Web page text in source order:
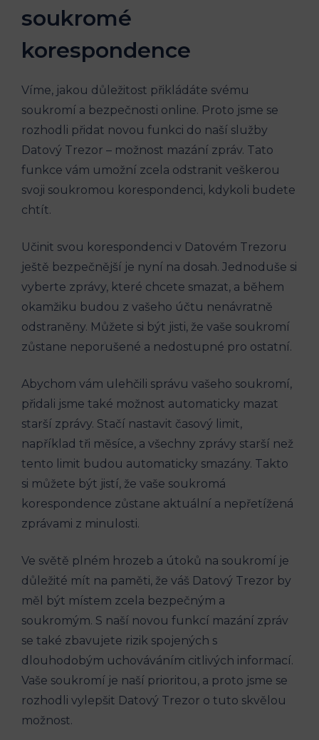
soukromé
korespondence
Víme, jakou důležitost přikládáte svému
soukromí a bezpečnosti online. Proto jsme se
rozhodli přidat novou funkci do naší služby
Datový Trezor – možnost mazání zpráv. Tato
funkce vám umožní zcela odstranit veškerou
svoji soukromou korespondenci, kdykoli budete
chtít.
Učinit svou korespondenci v Datovém Trezoru
ještě bezpečnější je nyní na dosah. Jednoduše si
vyberte zprávy, které chcete smazat, a během
okamžiku budou z vašeho účtu nenávratně
odstraněny. Můžete si být jisti, že vaše soukromí
zůstane neporušené a nedostupné pro ostatní.
Abychom vám ulehčili správu vašeho soukromí,
přidali jsme také možnost automaticky mazat
starší zprávy. Stačí nastavit časový limit,
například tři měsíce, a všechny zprávy starší než
tento limit budou automaticky smazány. Takto
si můžete být jistí, že vaše soukromá
korespondence zůstane aktuální a nepřetížená
zprávami z minulosti.
Ve světě plném hrozeb a útoků na soukromí je
důležité mít na paměti, že váš Datový Trezor by
měl být místem zcela bezpečným a
soukromým. S naší novou funkcí mazání zpráv
se také zbavujete rizik spojených s
dlouhodobým uchováváním citlivých informací.
Vaše soukromí je naší prioritou, a proto jsme se
rozhodli vylepšit Datový Trezor o tuto skvělou
možnost.